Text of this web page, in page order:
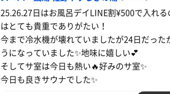
外に出たら案の定出店も片付け終わってきて
そういえば7/31まで回数券特売やってて、期
んと3枚余分についてくる‼️お得すぎるので2冊
またまた引き続きお世話になります❣️m(_ _)m✨
呂も含めて無難な感じ。そういえばデジタ
らいだから絶対間違ってると思うんだよなぁ
外気浴はプラ椅子がいくつかあって、後は
至って普通かな。。。まぁ、この普通も嫌い
でもあえて宇都宮来てまで、ってこともない
25.26.27日はお風呂デイLINE割¥500で入れ
はとても貴重でありがたい！
今まで冷水機が壊れていましたが24日だっ
うになっていました✨地味に嬉しい💕
そしてサ室は今日も熱い🔥好みのサ室✨
今日も良きサウナでした✨